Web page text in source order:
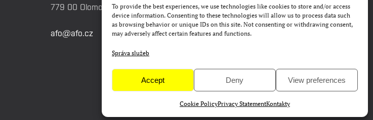
To provide the best experiences, we use technologies like cookies to store and/or access
device information. Consenting to these technologies will allow us to process data such
as browsing behavior or unique IDs on this site. Not consenting or withdrawing consent,
may adversely affect certain features and functions.
Správa služeb
Accept Deny View preferences
Cookie PolicyPrivacy StatementKontakty
779 00 Olomouc
afo@afo.cz
Camp 4Science
Materiály pro média